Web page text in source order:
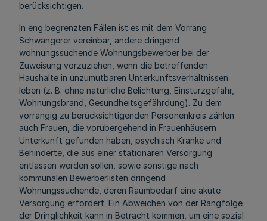
berücksichtigen.
In eng begrenzten Fällen ist es mit dem Vorrang
Schwangerer vereinbar, andere dringend
wohnungssuchende Wohnungsbewerber bei der
Zuweisung vorzuziehen, wenn die betreffenden
Haushalte in unzumutbaren Unterkunftsverhältnissen
leben (z. B. ohne natürliche Belichtung, Einsturzgefahr,
Wohnungsbrand, Gesundheitsgefährdung). Zu dem
vorrangig zu berücksichtigenden Personenkreis zählen
auch Frauen, die vorübergehend in Frauenhäusern
Unterkunft gefunden haben, psychisch Kranke und
Behinderte, die aus einer stationären Versorgung
entlassen werden sollen, sowie sonstige nach
kommunalen Bewerberlisten dringend
Wohnungssuchende, deren Raumbedarf eine akute
Versorgung erfordert. Ein Abweichen von der Rangfolge
der Dringlichkeit kann in Betracht kommen, um eine sozial